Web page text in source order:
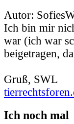
Autor:
Ich bin mir
war (ich war
beigetragen,
Gruß, SWL
Ich noch mal